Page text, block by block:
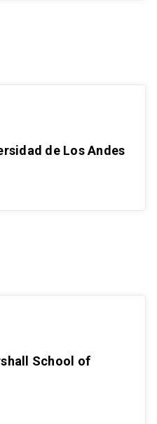
de Los Andes
School of